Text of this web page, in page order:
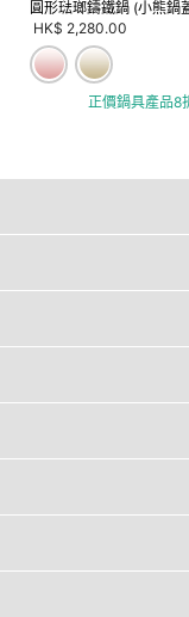
圓形琺瑯鑄鐵鍋 (小熊鍋
HK$ 2,280.00
正價鍋具產品8